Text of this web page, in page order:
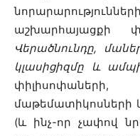
աշխարհայացքի
Վերածնունդը,
կլասիցիզմը և
մաթեմատիկոսների
(և ինչ-որ չափով